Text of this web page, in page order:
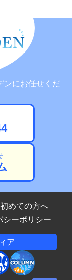
ンにお任せくだ
初めての方へ
シーポリシー
ア